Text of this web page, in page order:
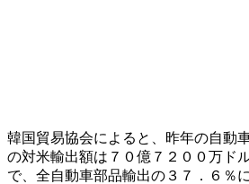
韓国貿易協会によると、昨年の自動
の対米輸出額は７０億７２００万ド
で、全自動車部品輸出の３７．６％